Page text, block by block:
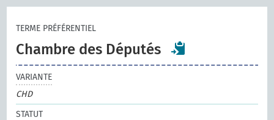
TERME PRÉFÉRENTIEL
Chambre des Députés
VARIANTE
CHD
STATUT